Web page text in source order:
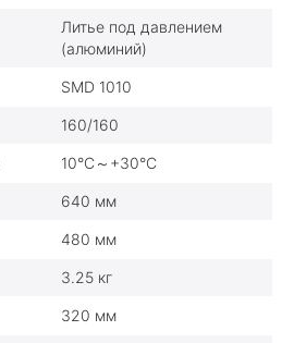
Литье под давлением
(алюминий)
SMD 1010
160/160
10°C～+30°C
640 мм
480 мм
3.25 кг
320 мм